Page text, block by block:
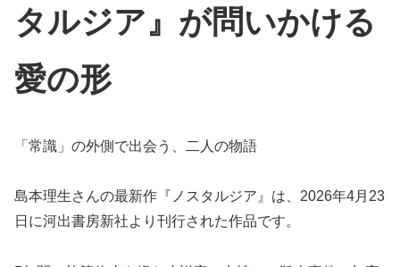
タルジア』が問いかける
愛の形
「常識」の外側で出会う、二人の物語
島本理生さんの最新作『ノスタルジア』は、2026年4月23
日に河出書房新社より刊行された作品です。